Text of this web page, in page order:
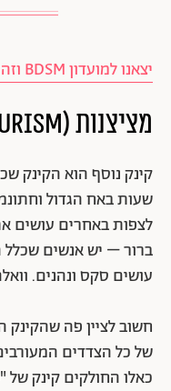
יצאנו למועדון BDSM וזה מה שלקחנו למיטה ולחיים
מציצנות (voyeurism)
קינק נוסף הוא הקינק
שעות באח הגדול
לצפות באחרים עושים
ברור – יש אנשים
עושים סקס ונהנים.
חשוב לציין פה שהקינק
של כל הצדדים
כאלו החולקים קינק